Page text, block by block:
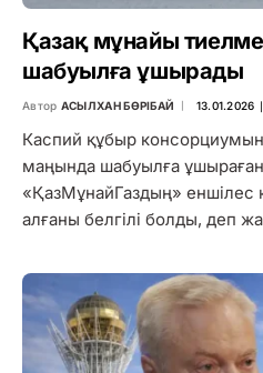
Қазақ мұнайы
шабуылға ұшырады
Автор АСЫЛХАН БӨРІБАЙ 13.01.2026
Каспий құбыр
маңында шабуылға ұшыраған
«ҚазМұнайГаздың» еншілес
алғаны белгілі болды, деп